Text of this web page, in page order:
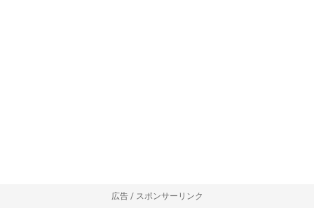
広告 / スポンサーリンク